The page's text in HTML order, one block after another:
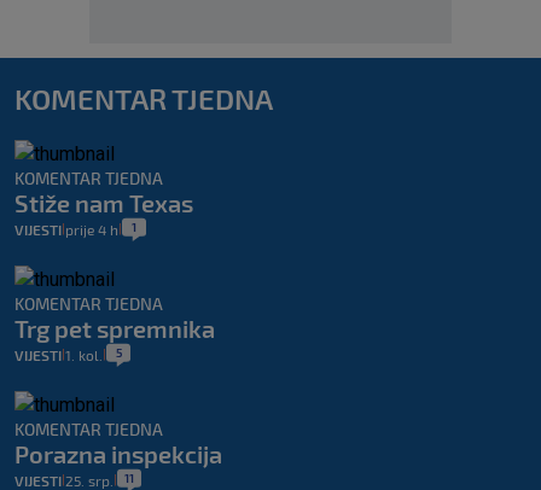
KOMENTAR TJEDNA
KOMENTAR TJEDNA
Stiže nam Texas
VIJESTI prije 4 h 1
KOMENTAR TJEDNA
Trg pet spremnika
VIJESTI 1. kol. 5
KOMENTAR TJEDNA
Porazna inspekcija
VIJESTI 25. srp. 11